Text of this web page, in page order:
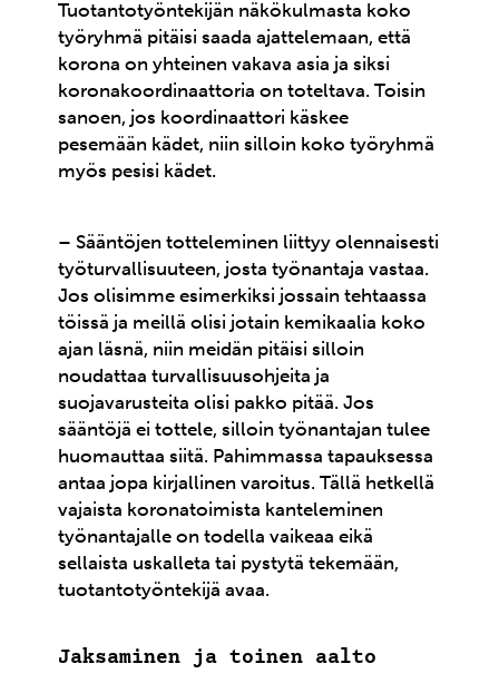
Tuotantotyöntekijän näkökulmasta koko
työryhmä pitäisi saada ajattelemaan, että
korona on yhteinen vakava asia ja siksi
koronakoordinaattoria on toteltava. Toisin
sanoen, jos koordinaattori käskee
pesemään kädet, niin silloin koko työryhmä
myös pesisi kädet.
– Sääntöjen totteleminen liittyy olennaisesti
työturvallisuuteen, josta työnantaja vastaa.
Jos olisimme esimerkiksi jossain tehtaassa
töissä ja meillä olisi jotain kemikaalia koko
ajan läsnä, niin meidän pitäisi silloin
noudattaa turvallisuusohjeita ja
suojavarusteita olisi pakko pitää. Jos
sääntöjä ei tottele, silloin työnantajan tulee
huomauttaa siitä. Pahimmassa tapauksessa
antaa jopa kirjallinen varoitus. Tällä hetkellä
vajaista koronatoimista kanteleminen
työnantajalle on todella vaikeaa eikä
sellaista uskalleta tai pystytä tekemään,
tuotantotyöntekijä avaa.
Jaksaminen ja toinen aalto